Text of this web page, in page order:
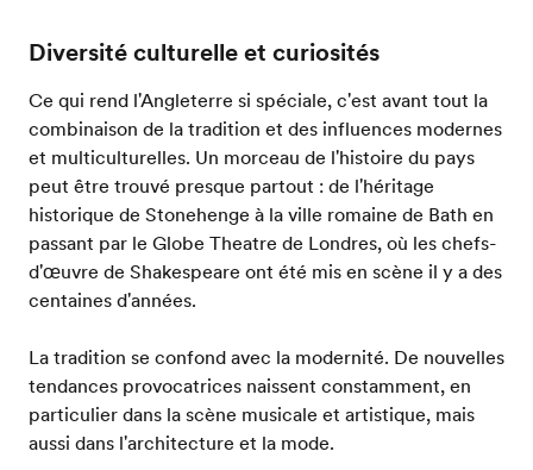
Diversité culturelle et curiosités
Ce qui rend l'Angleterre si spéciale, c'est avant tout la
combinaison de la tradition et des influences modernes
et multiculturelles. Un morceau de l'histoire du pays
peut être trouvé presque partout : de l'héritage
historique de Stonehenge à la ville romaine de Bath en
passant par le Globe Theatre de Londres, où les chefs-
d'œuvre de Shakespeare ont été mis en scène il y a des
centaines d'années.
La tradition se confond avec la modernité. De nouvelles
tendances provocatrices naissent constamment, en
particulier dans la scène musicale et artistique, mais
aussi dans l'architecture et la mode.